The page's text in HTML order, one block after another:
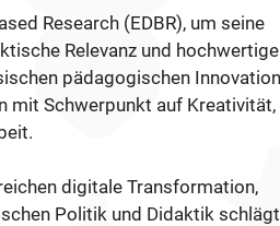
Research (EDBR), um seine
Relevanz und hochwertige
pädagogischen
mit Schwerpunkt auf Kreativität,
digitale Transformation,
Politik und Didaktik